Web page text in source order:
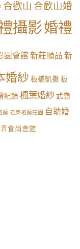
合歡山 合歡山婚
攝影婚禮
園會館 新莊頤品 新
婚紗 板橋凱撒 板
紀錄 楓葉婚紗 武嶺
蘭 老英格蘭莊園 自助婚
食尚會館